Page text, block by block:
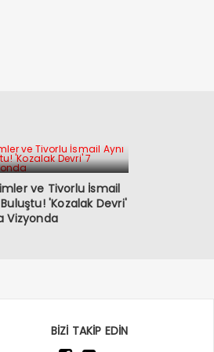
ve Tivorlu İsmail
'Kozalak Devri'
Vizyonda
BİZİ TAKİP EDİN